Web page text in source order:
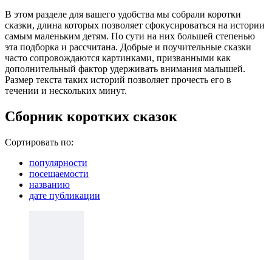
В этом разделе для вашего удобства мы собрали коротки
сказки, длина которых позволяет сфокусироваться на истории
самым маленьким детям. По сути на них большей степенью
эта подборка и рассчитана. Добрые и поучительные сказки
часто сопровождаются картинками, призванными как
дополнительный фактор удерживать внимания малышей.
Размер текста таких историй позволяет прочесть его в
течении и нескольких минут.
Сборник коротких сказок
Сортировать по:
популярности
посещаемости
названию
дате публикации